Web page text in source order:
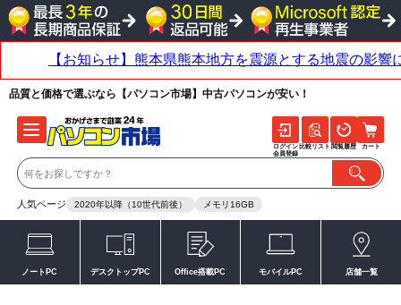
品質と価格で選ぶなら【パソコン市場】中古パソコンが安い！
人気ページ 2020年以降（10世代前後） メモリ16GB
ログイン
会員登録
比較リスト 閲覧履歴 カート
ノートPC デスクトップPC Office搭載PC モバイルPC 店舗一覧